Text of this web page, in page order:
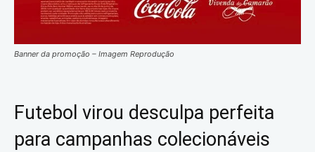
Banner da promoção – Imagem Reprodução
Futebol virou desculpa perfeita
para campanhas colecionáveis